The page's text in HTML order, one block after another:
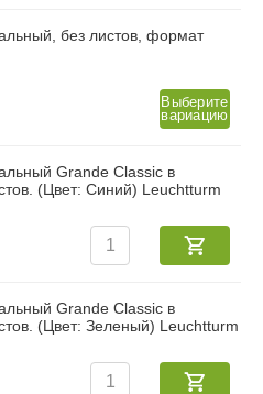
без листов, формат
Выберите
вариацию
Grande Classic в
(Цвет: Синий) Leuchtturm
Grande Classic в
(Цвет: Зеленый) Leuchtturm